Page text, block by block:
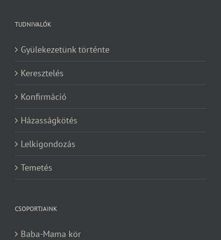
TUDNIVALÓK
Gyülekezetünk történte
Keresztelés
Konfirmáció
Házasságkötés
Lelkigondozás
Temetés
CSOPORTJAINK
Baba-Mama kör